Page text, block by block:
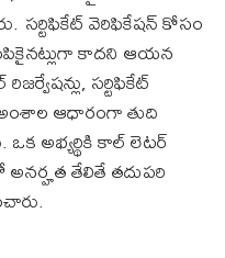
సర్టిఫికేట్ వెరిఫికేషన్ కోసం
కాదని ఆయన
సర్టిఫికేట్
ఆధారంగా తుది
అభ్యర్థికి కాల్ లెటర్
తేలితే తదుపరి